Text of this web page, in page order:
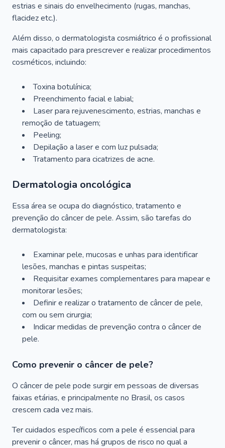
estrias e sinais do envelhecimento (rugas, manchas,
flacidez etc.).
Além disso, o dermatologista cosmiátrico é o profissional
mais capacitado para prescrever e realizar procedimentos
cosméticos, incluindo:
Toxina botulínica;
Preenchimento facial e labial;
Laser para rejuvenescimento, estrias, manchas e
remoção de tatuagem;
Peeling;
Depilação a laser e com luz pulsada;
Tratamento para cicatrizes de acne.
Dermatologia oncológica
Essa área se ocupa do diagnóstico, tratamento e
prevenção do câncer de pele. Assim, são tarefas do
dermatologista:
Examinar pele, mucosas e unhas para identificar
lesões, manchas e pintas suspeitas;
Requisitar exames complementares para mapear e
monitorar lesões;
Definir e realizar o tratamento de câncer de pele,
com ou sem cirurgia;
Indicar medidas de prevenção contra o câncer de
pele.
Como prevenir o câncer de pele?
O câncer de pele pode surgir em pessoas de diversas
faixas etárias, e principalmente no Brasil, os casos
crescem cada vez mais.
Ter cuidados específicos com a pele é essencial para
prevenir o câncer, mas há grupos de risco no qual a